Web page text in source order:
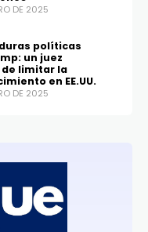
DE 2025
políticas
un juez
de limitar la
en EE.UU.
DE 2025